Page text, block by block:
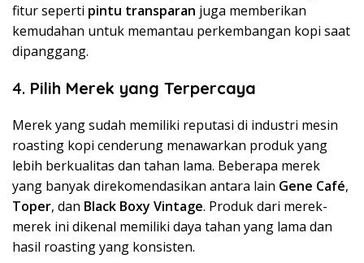
fitur seperti pintu transparan juga memberikan
kemudahan untuk memantau perkembangan kopi saat
dipanggang.
4. Pilih Merek yang Terpercaya
Merek yang sudah memiliki reputasi di industri mesin
roasting kopi cenderung menawarkan produk yang
lebih berkualitas dan tahan lama. Beberapa merek
yang banyak direkomendasikan antara lain Gene Café,
Toper, dan Black Boxy Vintage. Produk dari merek-
merek ini dikenal memiliki daya tahan yang lama dan
hasil roasting yang konsisten.